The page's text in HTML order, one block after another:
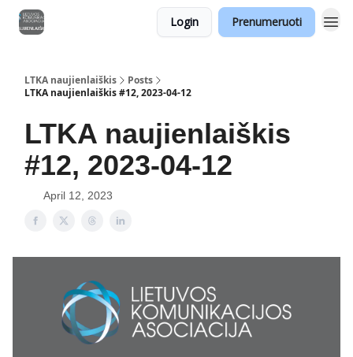
Login Prenumeruoti
LTKA naujienlaiškis
Posts
LTKA naujienlaiškis #12, 2023-04-12
LTKA naujienlaiškis
#12, 2023-04-12
April 12, 2023